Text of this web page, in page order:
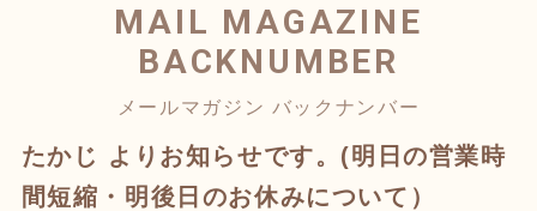
MAIL MAGAZINE
BACKNUMBER
メールマガジン バックナンバー
たかじ よりお知らせです。(明日の営業時
間短縮・明後日のお休みについて）